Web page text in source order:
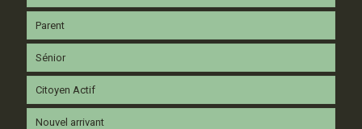
Parent
Sénior
Citoyen Actif
Nouvel arrivant